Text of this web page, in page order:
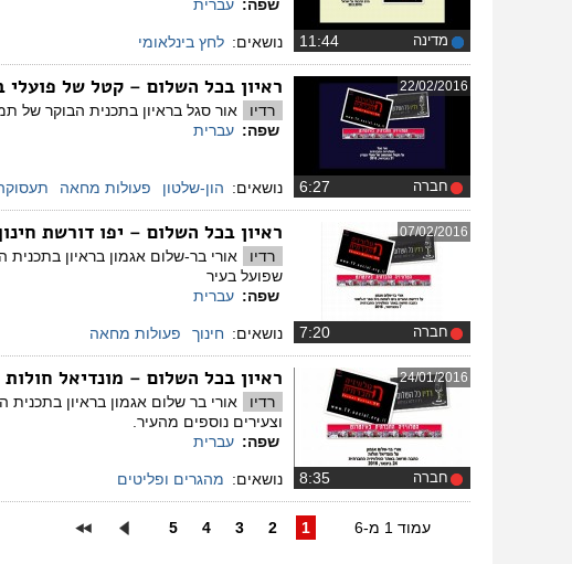
מדינה
שפה: עברית
נושאים: לחץ בינלאומי
22/02/2016
חברה
ראיון בכל השלום – קטל של פועלי
רדיו
אור סגל בראיון בתכנית הבוקר של תמי
שפה: עברית
נושאים: הון-שלטון פעולות מחאה
07/02/2016
חברה
ראיון בכל השלום – יפו דורשת
רדיו
אורי בר-שלום אגמון בראיון בתכנית
שפועל בעיר
שפה: עברית
נושאים: חינוך פעולות מחאה
24/01/2016
חברה
ראיון בכל השלום – מונדיאל חולות
רדיו
אורי בר שלום אגמון בראיון
וצעירים נוספים מהעיר.
שפה: עברית
נושאים: מהגרים ופליטים
עמוד 1 מ-6 1
2
3
4
5